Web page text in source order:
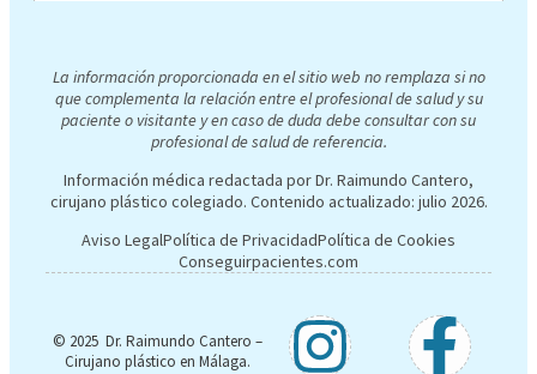
La información proporcionada en el sitio web no remplaza si no
que complementa la relación entre el profesional de salud y su
paciente o visitante y en caso de duda debe consultar con su
profesional de salud de referencia.
Información médica redactada por Dr. Raimundo Cantero,
cirujano plástico colegiado. Contenido actualizado: julio 2026.
Aviso LegalPolítica de PrivacidadPolítica de Cookies
Conseguirpacientes.com
© 2025 Dr. Raimundo Cantero –
Cirujano plástico en Málaga.